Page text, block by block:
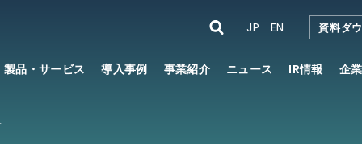
製品・サービス 導入事例 事業紹介 ニュース IR情報 企
JP EN 資料ダ
のDLNAソリューション「NetFront